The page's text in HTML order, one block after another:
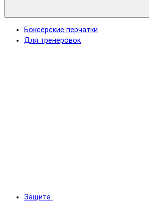
Боксёрские перчатки
Для тренеровок
Защита